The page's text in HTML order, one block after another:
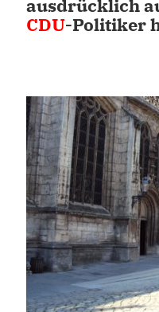
ausdrücklich
CDU-Politiker